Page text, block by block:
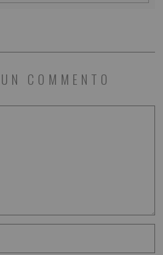
COMMENTO